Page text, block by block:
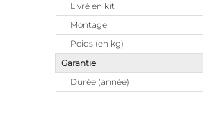
Livré en kit
Montage
Poids (en kg)
Garantie
Durée (année)